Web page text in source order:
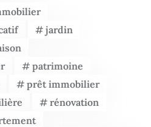
jardin
patrimoine
prêt immobilier
rénovation